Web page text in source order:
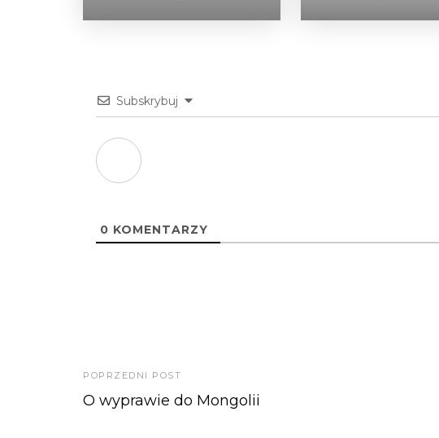
Subskrybuj
0 KOMENTARZY
POPRZEDNI POST
O wyprawie do Mongolii